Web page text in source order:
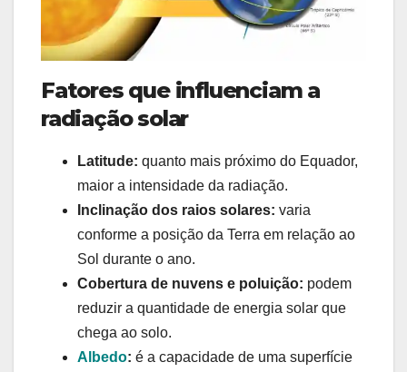
Fatores que influenciam a
radiação solar
Latitude: quanto mais próximo do Equador,
maior a intensidade da radiação.
Inclinação dos raios solares: varia
conforme a posição da Terra em relação ao
Sol durante o ano.
Cobertura de nuvens e poluição: podem
reduzir a quantidade de energia solar que
chega ao solo.
Albedo: é a capacidade de uma superfície